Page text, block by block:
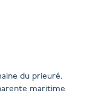
du prieuré,
maritime